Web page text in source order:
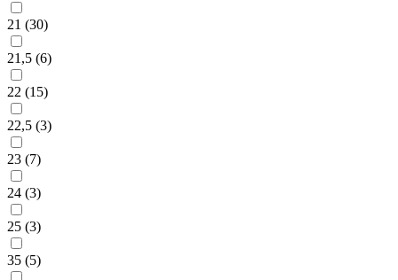
21 (30)
21,5 (6)
22 (15)
22,5 (3)
23 (7)
24 (3)
25 (3)
35 (5)